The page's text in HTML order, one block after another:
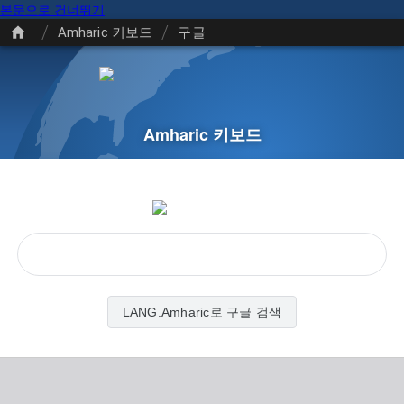
본문으로 건너뛰기
/ Amharic 키보드 / 구글
Amharic 키보드
LANG.Amharic로 구글 검색